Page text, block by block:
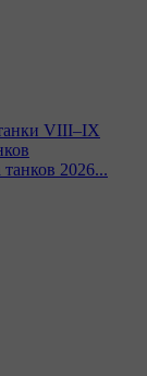
VIII–IX
2026...